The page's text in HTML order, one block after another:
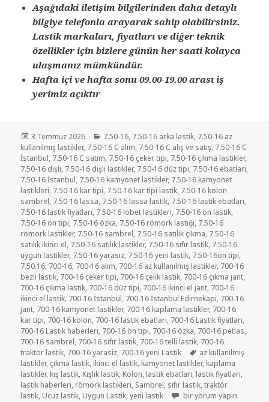
Aşağıdaki iletişim bilgilerinden daha detaylı
bilgiye telefonla arayarak sahip olabilirsiniz.
Lastik markaları, fiyatları ve diğer teknik
özellikler için bizlere günün her saati kolayca
ulaşmanız mümkündür.
Hafta içi ve hafta sonu 09.00-19.00 arası iş
yerimiz açıktır
Yayın
tarihi
3 Temmuz 2026 Kategoriler
7.50-16, 7.50-16 arka lastik, 7.50-16 az
kullanılmış lastikler, 7.50-16 C alım, 7.50-16 C alış ve satış, 7.50-16 C
İstanbul, 7.50-16 C satım, 7.50-16 çeker tipi, 7.50-16 çıkma lastikler,
7.50-16 dişli, 7.50-16 dişli lastikler, 7.50-16 düz tipi, 7.50-16 ebatları,
7.50-16 İstanbul, 7.50-16 kamyonet lastikler, 7.50-16 kamyonet
lastikleri, 7.50-16 kar tipi, 7.50-16 kar tipi lastik, 7.50-16 kolon
sambrel, 7.50-16 lassa, 7.50-16 lassa lastik, 7.50-16 lastik ebatları,
7.50-16 lastik fiyatları, 7.50-16 lobet lastikleri, 7.50-16 ön lastik,
7.50-16 ön tipi, 7.50-16 özka, 7.50-16 römork lastiği, 7.50-16
römork lastikler, 7.50-16 sambrel, 7.50-16 satılık çıkma, 7.50-16
satılık ikinci el, 7.50-16 satılık lastikler, 7.50-16 sıfır lastik, 7.50-16
uygun lastikler, 7.50-16 yarasız, 7.50-16 yeni lastik, 7.50-16ön tipi,
7.50.16, 700-16, 700-16 alım, 700-16 az kullanılmış lastikler, 700-16
bezli lastik, 700-16 çeker tipi, 700-16 çelik lastik, 700-16 çıkma jant,
700-16 çıkma lastik, 700-16 düz tipi, 700-16 ikinci el jant, 700-16
ikinci el lastik, 700-16 İstanbul, 700-16 İstanbul Edirnekapi, 700-16
jant, 700-16 kamyonet lastikler, 700-16 kaplama lastikler, 700-16
kar tipi, 700-16 kolon, 700-16 lastik ebatları, 700-16 Lastik fiyatları,
700-16 Lastik haberleri, 700-16 ön tipi, 700-16 özka, 700-16 petlas,
700-16 sambrel, 700-16 sıfır lastik, 700-16 telli lastik, 700-16
traktör lastik, 700-16 yarasiz, 700-16 yeni Lastik Etiketler
az kullanılmış
lastikler, çıkma lastik, ikinci el lastik, kamyonet lastikler, kaplama
lastikler, kış lastik, Kışlık lastik, Kolon, lastik ebatları, lastik fiyatları,
lastik haberleri, römork lastikleri, Sambrel, sıfır lastik,traktör
lastik, Ucuz lastik, Uygun Lastik,yeni lastik 7.50-16 RÖMORK
bir yorum yapın